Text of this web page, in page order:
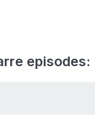
episodes: